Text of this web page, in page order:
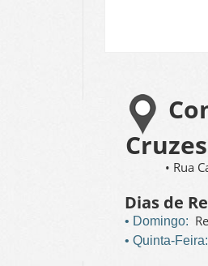
Cruzes
• Rua
Dias de
• Domingo:
• Quinta-